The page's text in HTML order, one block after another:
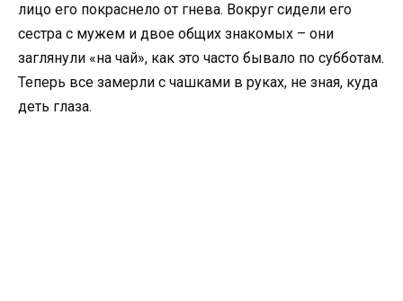
лицо его покраснело от гнева. Вокруг сидели его
сестра с мужем и двое общих знакомых – они
заглянули «на чай», как это часто бывало по субботам.
Теперь все замерли с чашками в руках, не зная, куда
деть глаза.